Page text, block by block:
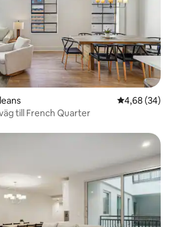
4,68 av 5 i
4,68 (34)
till French Quarter